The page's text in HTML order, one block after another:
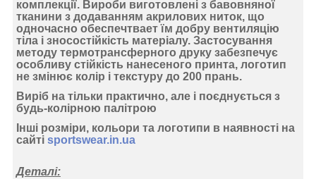
комплекції. Вироби виготовлені з бавовняної
тканини з додаванням акрилових ниток, що
одночасно обеспечтвает їм добру вентиляцію
тіла і зносостійкість матеріалу. Застосування
методу термотрансферного друку забезпечує
особливу стійкість нанесеного принта, логотип
не змінює колір і текстуру до 200 прань.
Виріб на тільки практично, але і поєднується з
будь-колірною палітрою
Інші розміри, кольори та логотипи в наявності на
сайті sportswear.in.ua
Деталі: